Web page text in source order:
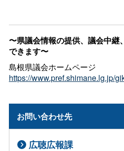
〜県議会情報の提供、議会中継
できます〜
島根県議会ホームページ
https://www.pref.shimane.lg.jp/
お問い合わせ先
広聴広報課